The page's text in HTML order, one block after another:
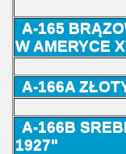
A-165
W AMERYCE
A-166A
A-166B
1927"